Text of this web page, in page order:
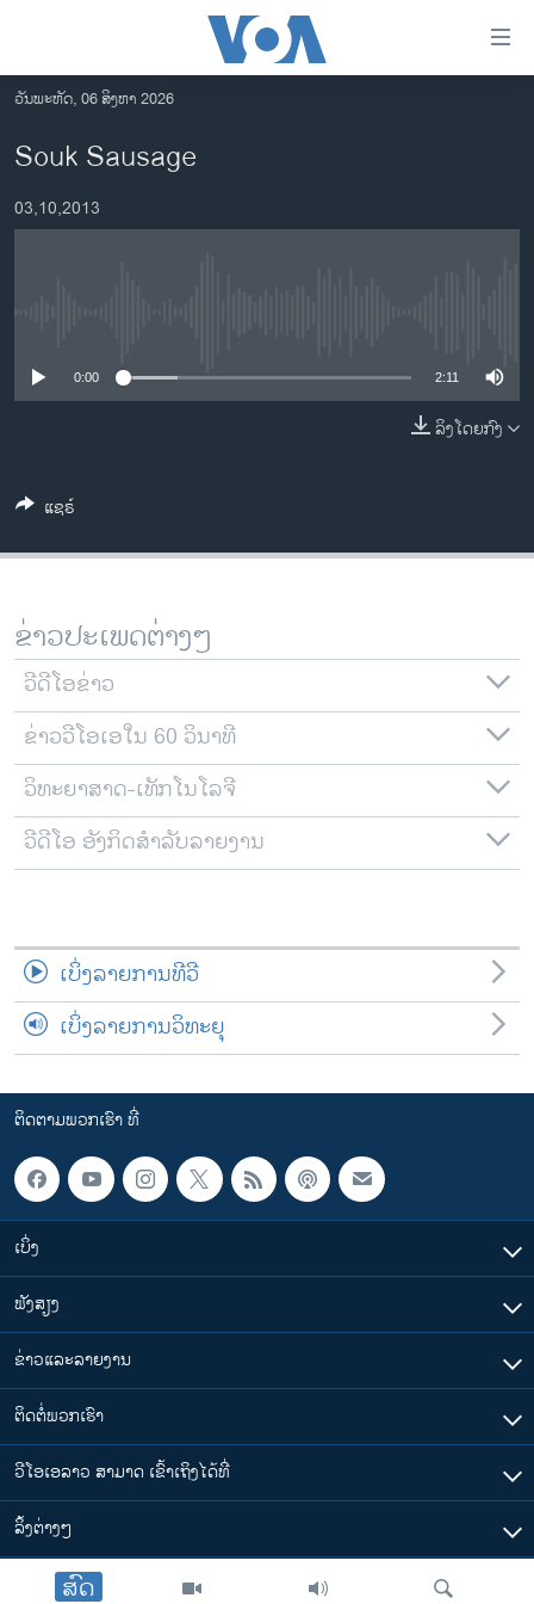
ເຂົ້າ
ຫາ
ຂ້າມ
ຂ້າມ
ຂ້າມ
ລາວ
ອາເມຣິກາ
ເອເຊຍ
ຊຸມຊົນຊາວລາວ
ວິທະຍາສາດ-ເທັກໂນໂລຈີ
ພາສາອັງກິດ
ວີດີໂອ
ສຽງ
ລາຍການກະຈາຍສຽງ
ລາຍງານ
ຕິດຕາມພວກເຮົາ ທີ່
ສົດ
ວັນພະຫັດ, 06 ສິງຫາ 2026
Souk Sausage
03,10,2013
0:00 2:11
ລິງໂດຍກົງ
ແຊຣ໌
ຂ່າວປະເພດຕ່າງໆ
ວີດີໂອຂ່າວ
ຂ່າວວີໂອເອໃນ 60 ວິນາທີ
ວິທະຍາສາດ-ເທັກໂນໂລຈີ
ວີດີໂອ ອັງກິດສຳລັບລາຍງານ
ເບິ່ງລາຍການທີວີ
ເບິ່ງລາຍການວິທະຍຸ
ຕິດຕາມພວກເຮົາ ທີ່
ເບິ່ງ
ຟັງສຽງ
ຂ່າວແລະລາຍງານ
ຕິດຕໍ່ພວກເຮົາ
ວີໂອເອລາວ ສາມາດ ເຂົ້າເຖິງໄດ້ທີ່
​ລິ້ງ​ຕ່າງໆ
ຕາມເວລາໃນລາວ